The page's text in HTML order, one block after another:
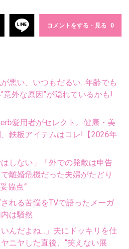
コメントをする・見る
悪い、いつもだるい...年齢でも
意外な原因”が隠れているかも!
愛用者がセレクト。健康・美
鉄板アイテムはコレ!【2026年
しない」「外での発散は申告
離婚危機だった夫婦がたどり
協点”
れる苦悩をTVで語ったメーガ
は騒然
んだよね...」夫にドッキリを仕
ニヤした直後、“笑えない展